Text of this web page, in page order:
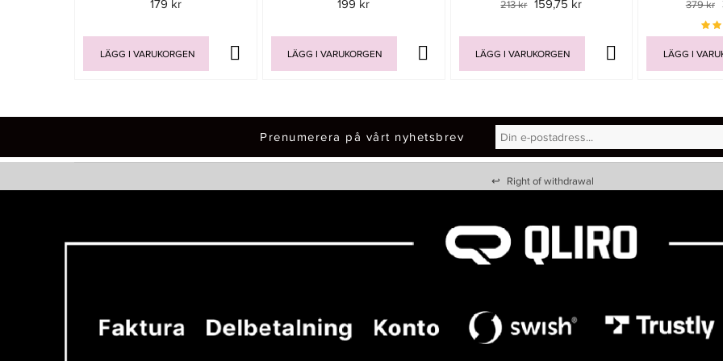
179 kr
LÄGG I VARUKORGEN
199 kr
LÄGG I VARUKORGEN
213 kr 159,75 kr
LÄGG I VARUKORGEN
379 kr
LÄGG I
Prenumerera på vårt nyhetsbrev
↩ Right of withdrawal